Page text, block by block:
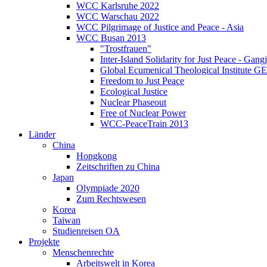
WCC Karlsruhe 2022
WCC Warschau 2022
WCC Pilgrimage of Justice and Peace - Asia
WCC Busan 2013
"Trostfrauen"
Inter-Island Solidarity for Just Peace -
Global Ecumenical Theological Institute
Freedom to Just Peace
Ecological Justice
Nuclear Phaseout
Free of Nuclear Power
WCC-PeaceTrain 2013
Länder
China
Hongkong
Zeitschriften zu China
Japan
Olympiade 2020
Zum Rechtswesen
Korea
Taiwan
Studienreisen OA
Projekte
Menschenrechte
Arbeitswelt in Korea